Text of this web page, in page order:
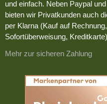
und einfach. Neben Paypal
bieten wir Privatkunden auch
per Klarna (Kauf auf
Sofortüberweisung,
Mehr zur sicheren Zahlung